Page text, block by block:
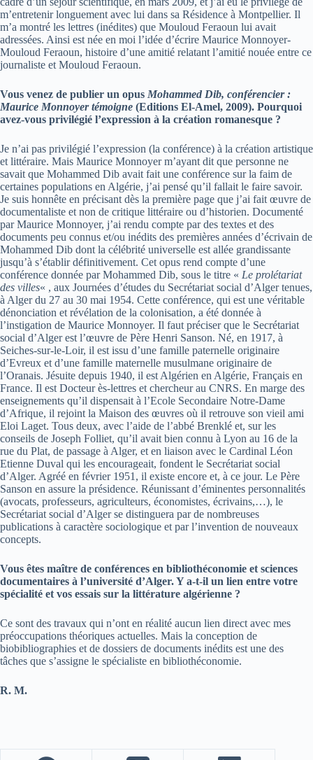
m’entretenir longuement avec lui dans sa Résidence à Montpellier. Il
m’a montré les lettres (inédites) que Mouloud Feraoun lui avait
adressées. Ainsi est née en moi l’idée d’écrire Maurice Monnoyer-
Mouloud Feraoun, histoire d’une amitié relatant l’amitié nouée entre ce
journaliste et Mouloud Feraoun.
Vous venez de publier un opus Mohammed Dib, conférencier :
Maurice Monnoyer témoigne (Editions El-Amel, 2009). Pourquoi
avez-vous privilégié l’expression à la création romanesque ?
Je n’ai pas privilégié l’expression (la conférence) à la création artistique
et littéraire. Mais Maurice Monnoyer m’ayant dit que personne ne
savait que Mohammed Dib avait fait une conférence sur la faim de
certaines populations en Algérie, j’ai pensé qu’il fallait le faire savoir.
Je suis honnête en précisant dès la première page que j’ai fait œuvre de
documentaliste et non de critique littéraire ou d’historien. Documenté
par Maurice Monnoyer, j’ai rendu compte par des textes et des
documents peu connus et/ou inédits des premières années d’écrivain de
Mohammed Dib dont la célébrité universelle est allée grandissante
jusqu’à s’établir définitivement. Cet opus rend compte d’une
conférence donnée par Mohammed Dib, sous le titre « Le prolétariat
des villes« , aux Journées d’études du Secrétariat social d’Alger tenues,
à Alger du 27 au 30 mai 1954. Cette conférence, qui est une véritable
dénonciation et révélation de la colonisation, a été donnée à
l’instigation de Maurice Monnoyer. Il faut préciser que le Secrétariat
social d’Alger est l’œuvre de Père Henri Sanson. Né, en 1917, à
Seiches-sur-le-Loir, il est issu d’une famille paternelle originaire
d’Evreux et d’une famille maternelle musulmane originaire de
l’Oranais. Jésuite depuis 1940, il est Algérien en Algérie, Français en
France. Il est Docteur ès-lettres et chercheur au CNRS. En marge des
enseignements qu’il dispensait à l’Ecole Secondaire Notre-Dame
d’Afrique, il rejoint la Maison des œuvres où il retrouve son vieil ami
Eloi Laget. Tous deux, avec l’aide de l’abbé Brenklé et, sur les
conseils de Joseph Folliet, qu’il avait bien connu à Lyon au 16 de la
rue du Plat, de passage à Alger, et en liaison avec le Cardinal Léon
Etienne Duval qui les encourageait, fondent le Secrétariat social
d’Alger. Agréé en février 1951, il existe encore et, à ce jour. Le Père
Sanson en assure la présidence. Réunissant d’éminentes personnalités
(avocats, professeurs, agriculteurs, économistes, écrivains,…), le
Secrétariat social d’Alger se distinguera par de nombreuses
publications à caractère sociologique et par l’invention de nouveaux
concepts.
Vous êtes maître de conférences en bibliothéconomie et sciences
documentaires à l’université d’Alger. Y a-t-il un lien entre votre
spécialité et vos essais sur la littérature algérienne ?
Ce sont des travaux qui n’ont en réalité aucun lien direct avec mes
préoccupations théoriques actuelles. Mais la conception de
biobibliographies et de dossiers de documents inédits est une des
tâches que s’assigne le spécialiste en bibliothéconomie.
R. M.